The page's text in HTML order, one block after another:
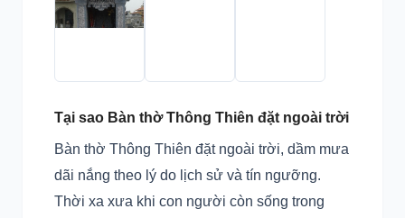
Tại sao Bàn thờ Thông Thiên đặt ngoài trời
Bàn thờ Thông Thiên đặt ngoài trời, dầm mưa
dãi nắng theo lý do lịch sử và tín ngưỡng.
Thời xa xưa khi con người còn sống trong